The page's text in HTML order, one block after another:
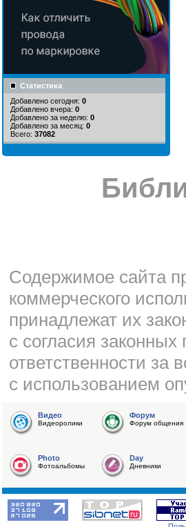
Статистика
Добавлено сегодня: 0
Добавлено вчера: 0
Добавлено за неделю: 0
Добавлено за месяц: 0
Всего: 37082
Cодержимое сайта
коммерческого
принадлежат их
с согласия
ответственности
с использованием
Видео
Видеоролики
Форум
Форум общения
Photo
Фотоальбомы
Day
Дневники